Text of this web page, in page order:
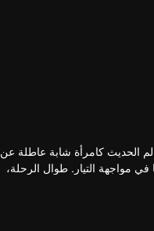
الحديث كامرأة شابة عاطلة عن
مواجهة التيار. طوال الرحلة،
نحو بداية جديدة.